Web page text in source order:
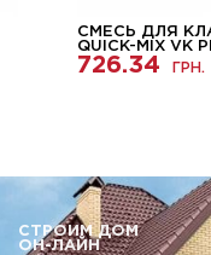
СМЕСЬ ДЛЯ
QUICK-MIX VK
726.34 ГРН.
СТРОИМ ДОМ
ОН-ЛАЙН